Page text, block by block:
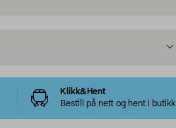
Klikk&Hent
Bestill på nett og hent i butikk